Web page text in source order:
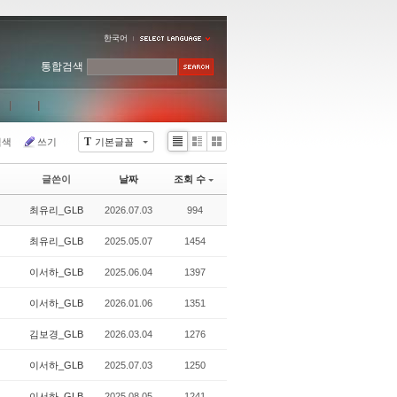
한국어
통합검색
T 기본글꼴
쓰기
Li
Zi
G
글쓴이 날짜 조회 수
최유리_GLB 2026.07.03 994
최유리_GLB 2025.05.07 1454
이서하_GLB 2025.06.04 1397
이서하_GLB 2026.01.06 1351
김보경_GLB 2026.03.04 1276
이서하_GLB 2025.07.03 1250